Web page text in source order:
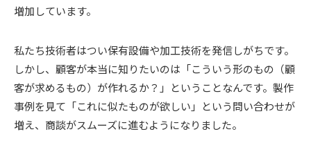
増加しています。
私たち技術者はつい保有設備や加工技術を発信しがちです。
しかし、顧客が本当に知りたいのは「こういう形のもの（顧
客が求めるもの）が作れるか？」ということなんです。製作
事例を見て「これに似たものが欲しい」という問い合わせが
増え、商談がスムーズに進むようになりました。